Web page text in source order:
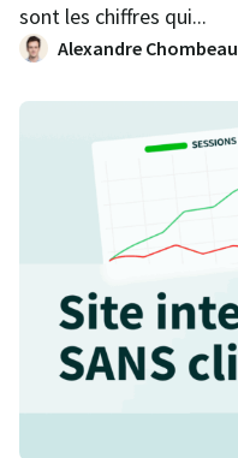
sont les chiffres qui...
Alexandre Chombeau